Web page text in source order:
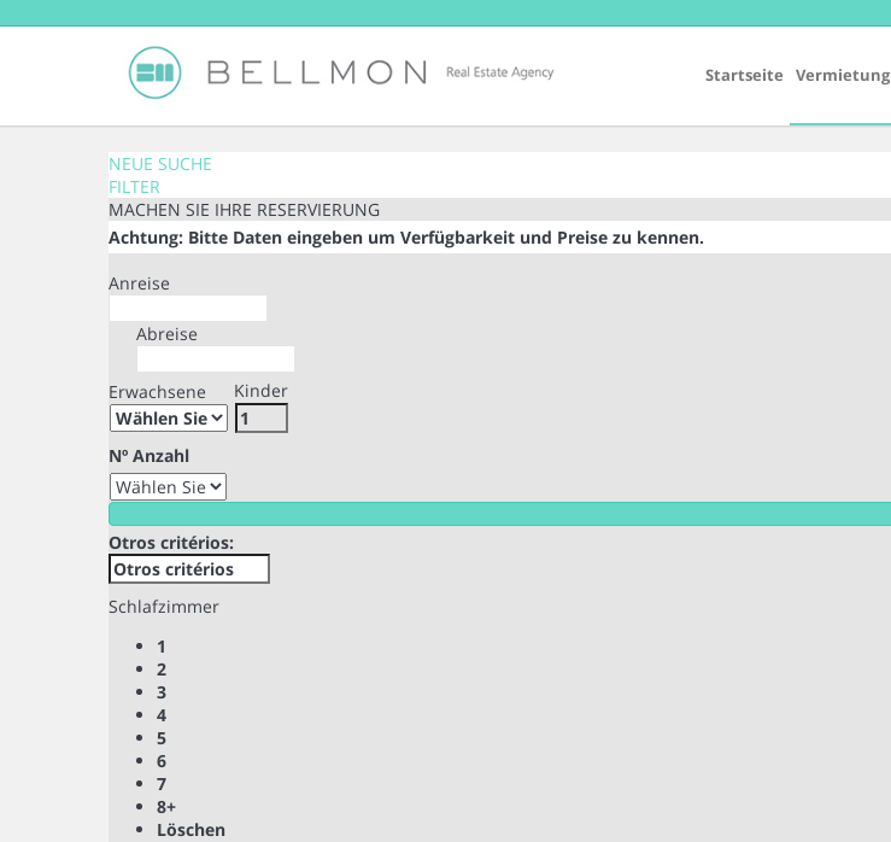
Startseite Vermietung
NEUE SUCHE
FILTER
MACHEN SIE IHRE RESERVIERUNG
Achtung: Bitte Daten eingeben um Verfügbarkeit und Preise zu kennen.
Anreise
Abreise
Erwachsene Kinder
Nº Anzahl
Otros critérios:
Schlafzimmer
1
2
3
4
5
6
7
8+
Löschen